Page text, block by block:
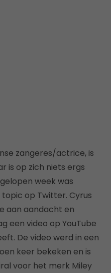
zangeres/actrice, is
is op zich niets ergs
week was
op Twitter. Cyrus
aan aandacht en
een video op YouTube
De video werd in een
keer bekeken en is
voor het merk Miley